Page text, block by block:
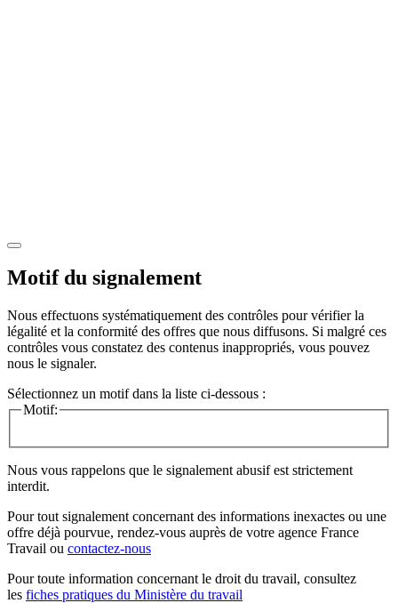
Motif du signalement
Nous effectuons systématiquement des contrôles pour vérifier la
légalité et la conformité des offres que nous diffusons. Si malgré ces
contrôles vous constatez des contenus inappropriés, vous pouvez
nous le signaler.
Sélectionnez un motif dans la liste ci-dessous :
Motif:
Nous vous rappelons que le signalement abusif est strictement
interdit.
Pour tout signalement concernant des informations inexactes ou une
offre déjà pourvue, rendez-vous auprès de votre agence France
Travail ou contactez-nous
Pour toute information concernant le droit du travail, consultez
les fiches pratiques du Ministère du travail